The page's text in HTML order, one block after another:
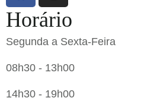
Horário
Segunda a Sexta-Feira
08h30 - 13h00
14h30 - 19h00